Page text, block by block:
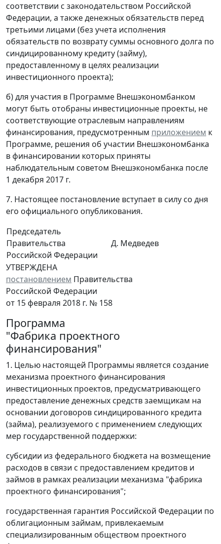
соответствии с законодательством Российской
Федерации, а также денежных обязательств перед
третьими лицами (без учета исполнения
обязательств по возврату суммы основного долга по
синдицированному кредиту (займу),
предоставленному в целях реализации
инвестиционного проекта);
б) для участия в Программе Внешэкономбанком
могут быть отобраны инвестиционные проекты, не
соответствующие отраслевым направлениям
финансирования, предусмотренным приложением к
Программе, решения об участии Внешэкономбанка
в финансировании которых приняты
наблюдательным советом Внешэкономбанка после
1 декабря 2017 г.
7. Настоящее постановление вступает в силу со дня
его официального опубликования.
Председатель
Правительства
Российской Федерации
Д. Медведев
УТВЕРЖДЕНА
постановлением Правительства
Российской Федерации
от 15 февраля 2018 г. № 158
Программа
"Фабрика проектного
финансирования"
1. Целью настоящей Программы является создание
механизма проектного финансирования
инвестиционных проектов, предусматривающего
предоставление денежных средств заемщикам на
основании договоров синдицированного кредита
(займа), реализуемого с применением следующих
мер государственной поддержки:
субсидии из федерального бюджета на возмещение
расходов в связи с предоставлением кредитов и
займов в рамках реализации механизма "фабрика
проектного финансирования";
государственная гарантия Российской Федерации по
облигационным займам, привлекаемым
специализированным обществом проектного